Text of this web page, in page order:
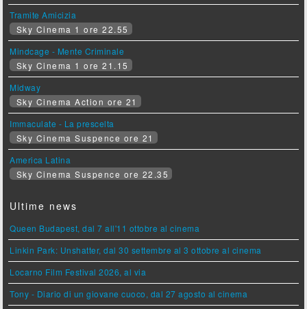
Tramite Amicizia
Sky Cinema 1 ore 22.55
Mindcage - Mente Criminale
Sky Cinema 1 ore 21.15
Midway
Sky Cinema Action ore 21
Immaculate - La prescelta
Sky Cinema Suspence ore 21
America Latina
Sky Cinema Suspence ore 22.35
Ultime news
Queen Budapest, dal 7 all'11 ottobre al cinema
Linkin Park: Unshatter, dal 30 settembre al 3 ottobre al cinema
Locarno Film Festival 2026, al via
Tony - Diario di un giovane cuoco, dal 27 agosto al cinema